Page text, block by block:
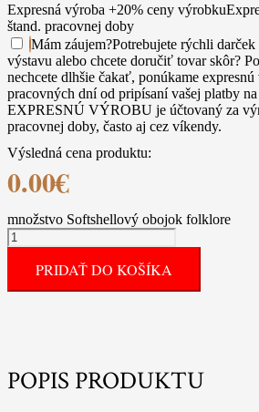
Expresná výroba +20% ceny výrobku
štand. pracovnej doby
Mám záujem?Potrebujete rýchli
výstavu alebo chcete doručiť tovar skôr?
nechcete dlhšie čakať, ponúkame
pracovných dní od pripísaní vašej platby
EXPRESNÚ VÝROBU je účtovaný za
pracovnej doby, často aj cez víkendy.
Výsledná cena produktu:
0.00€
množstvo Softshellový obojok folklore
PRIDAŤ DO KOŠÍKA
POPIS PRODUKTU